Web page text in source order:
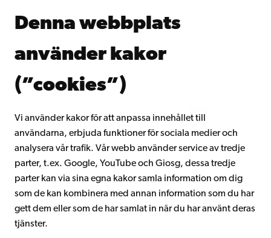
Denna webbplats
använder kakor
(”cookies”)
Vi använder kakor för att anpassa innehållet till
användarna, erbjuda funktioner för sociala medier och
analysera vår trafik. Vår webb använder service av tredje
parter, t.ex. Google, YouTube och Giosg, dessa tredje
parter kan via sina egna kakor samla information om dig
som de kan kombinera med annan information som du har
gett dem eller som de har samlat in när du har använt deras
tjänster.
Kontinuerligt lärande
Gå med i Åbo Akademis alumnnätverk
Intranätet
Facebook InstagramYouTube LinkedIn Blog Snapchat